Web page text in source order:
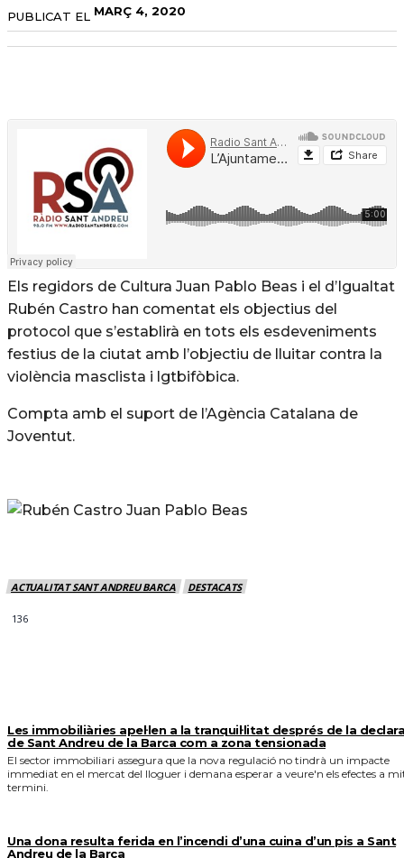
PUBLICAT EL MARÇ 4, 2020
Els regidors de Cultura Juan Pablo Beas i el d’Igualtat
Rubén Castro han comentat els objectius del
protocol que s’establirà en tots els esdeveniments
festius de la ciutat amb l’objectiu de lluitar contra la
violència masclista i lgtbifòbica.
Compta amb el suport de l’Agència Catalana de
Joventut.
ACTUALITAT SANT ANDREU BARCA DESTACATS
136
Les immobiliàries apel·len a la tranquil·litat després de la
de Sant Andreu de la Barca com a zona tensionada
El sector immobiliari assegura que la nova regulació no tindrà un impacte
immediat en el mercat del lloguer i demana esperar a veure'n els efectes a
termini.
Una dona resulta ferida en l’incendi d’una cuina d’un pis a Sant
Andreu de la Barca